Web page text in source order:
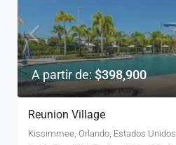
A partir de:$398,900
Reunion Village
Kissimmee, Orlando, Estados Unidos